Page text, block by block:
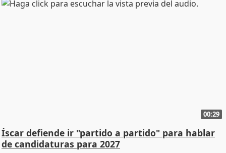
00:29
Íscar defiende ir "partido a partido" para hablar
de candidaturas para 2027